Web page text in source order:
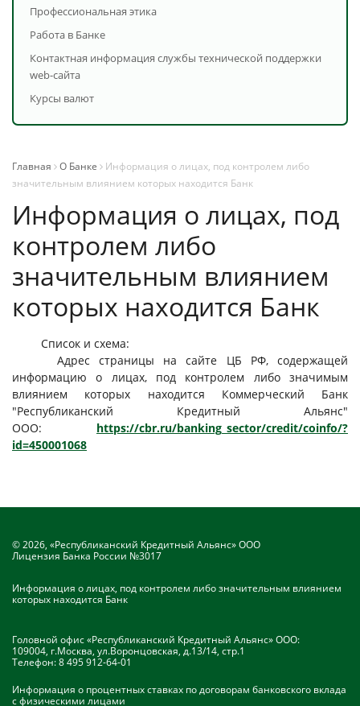
Профессиональная этика
Работа в Банке
Контактная информация службы технической поддержки
web-сайта
Курсы валют
Главная О Банке
Информация о лицах, под контролем либо
значительным влиянием которых находится Банк
Информация о лицах, под
контролем либо
значительным влиянием
которых находится Банк
Список и схема:
Адрес страницы на сайте ЦБ РФ, содержащей
информацию о лицах, под контролем либо значимым
влиянием которых находится Коммерческий Банк
"Республиканский Кредитный Альянс"
ООО: https://cbr.ru/banking_sector/credit/coinfo/?
id=450001068
© 2026, «Республиканский Кредитный Альянс» ООО
Лицензия Банка России №3017
Информация о лицах, под контролем либо значительным влиянием
которых находится Банк
Головной офис «Республиканский Кредитный Альянс» ООО:
109004, г.Москва, ул.Воронцовская, д.13/14, стр.1
Телефон:8 495 912-64-01
Информация о процентных ставках по договорам банковского вклада
с физическими лицами